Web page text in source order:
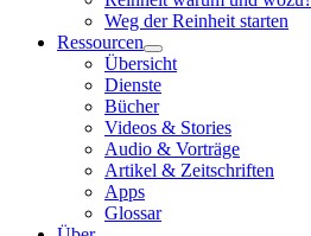
Weg der Reinheit starten
Ressourcen
Übersicht
Dienste
Bücher
Videos & Stories
Audio & Vorträge
Artikel & Zeitschriften
Apps
Glossar